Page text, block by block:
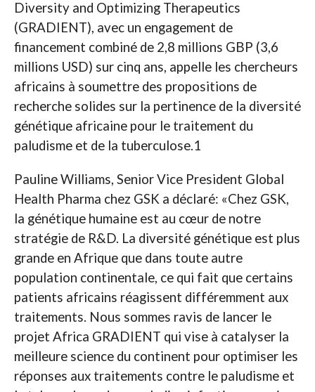
Diversity and Optimizing Therapeutics
(GRADIENT), avec un engagement de
financement combiné de 2,8 millions GBP (3,6
millions USD) sur cinq ans, appelle les chercheurs
africains à soumettre des propositions de
recherche solides sur la pertinence de la diversité
génétique africaine pour le traitement du
paludisme et de la tuberculose.1
Pauline Williams, Senior Vice President Global
Health Pharma chez GSK a déclaré: «Chez GSK,
la génétique humaine est au cœur de notre
stratégie de R&D. La diversité génétique est plus
grande en Afrique que dans toute autre
population continentale, ce qui fait que certains
patients africains réagissent différemment aux
traitements. Nous sommes ravis de lancer le
projet Africa GRADIENT qui vise à catalyser la
meilleure science du continent pour optimiser les
réponses aux traitements contre le paludisme et